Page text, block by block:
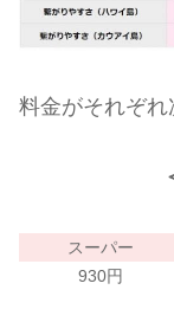
料金がそれぞれ
スーパー
930円